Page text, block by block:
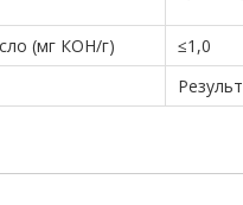
(мг КОН/г) ≤1,0